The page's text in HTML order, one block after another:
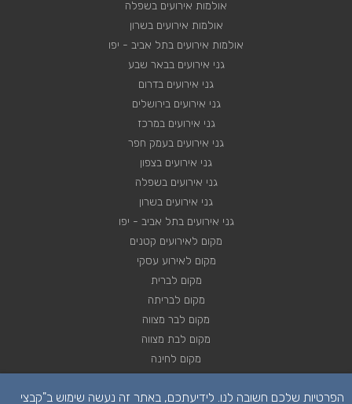
אולמות אירועים בשפלה
אולמות אירועים בשרון
אולמות אירועים בתל אביב - יפו
גני אירועים בבאר שבע
גני אירועים בדרום
גני אירועים בירושלים
גני אירועים במרכז
גני אירועים בעמק חפר
גני אירועים בצפון
גני אירועים בשפלה
גני אירועים בשרון
גני אירועים בתל אביב - יפו
מקום לאירועים קטנים
מקום לאירוע עסקי
מקום לברית
מקום לבריתה
מקום לבר מצווה
מקום לבת מצווה
מקום לחינה
מקום לכנסים
הפרטיות שלכם חשובה לנו. לידיעתכם, באתר זה נעשה שימוש ב"קבצי